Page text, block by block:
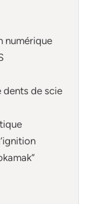
numérique
dents de scie